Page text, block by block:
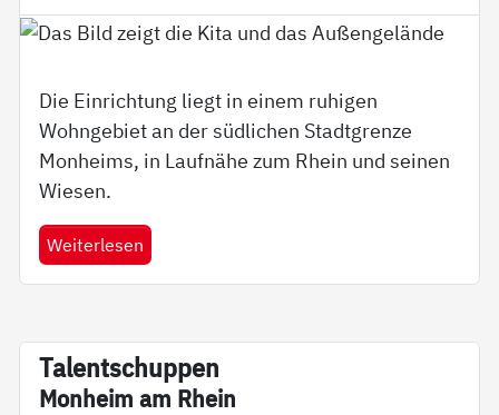
Die Einrichtung liegt in einem ruhigen
Wohngebiet an der südlichen Stadtgrenze
Monheims, in Laufnähe zum Rhein und seinen
Wiesen.
Weiterlesen
Ta­l­ent­schup­pen
Mon­heim am Rhein